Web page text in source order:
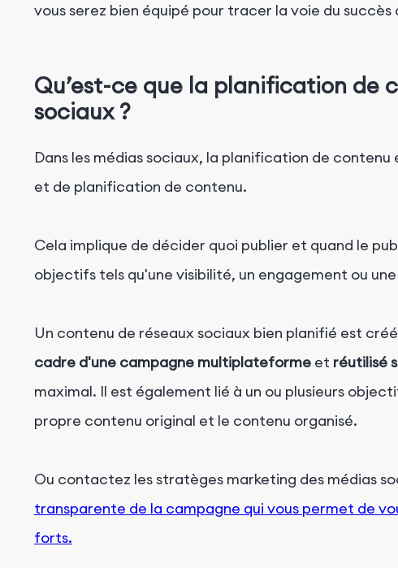
vous serez bien équipé pour tracer la voie du
Qu’est-ce que la planification de
sociaux ?
Dans les médias sociaux, la planification de
et de planification de contenu.
Cela implique de décider quoi publier et quand le
objectifs tels qu'une visibilité, un engagement ou
Un contenu de réseaux sociaux bien planifié est
cadre d'une campagne multiplateforme et réutilisé
maximal. Il est également lié à un ou plusieurs
propre contenu original et le contenu organisé.
Ou contactez les stratèges marketing des médias
transparente de la campagne qui vous permet de
forts.